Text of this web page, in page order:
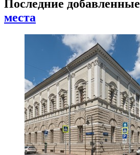
Последние добавленные
места